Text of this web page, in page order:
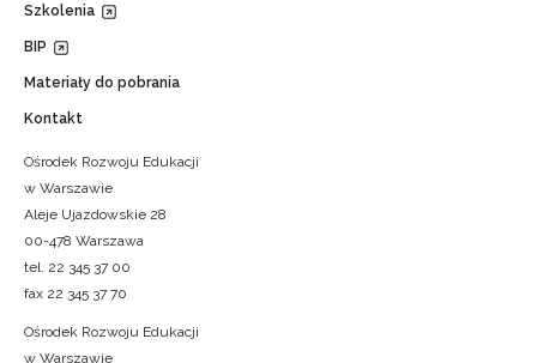
Szkolenia
BIP
Materiały do pobrania
Kontakt
Ośrodek Rozwoju Edukacji
w Warszawie
Aleje Ujazdowskie 28
00-478 Warszawa
tel. 22 345 37 00
fax 22 345 37 70
Ośrodek Rozwoju Edukacji
w Warszawie